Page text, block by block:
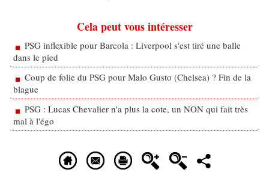
Cela peut vous intéresser
PSG inflexible pour Barcola : Liverpool s'est tiré une balle
dans le pied
Coup de folie du PSG pour Malo Gusto (Chelsea) ? Fin de la
blague
PSG : Lucas Chevalier n'a plus la cote, un NON qui fait très
mal à l'égo